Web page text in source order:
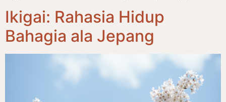
Ikigai: Rahasia Hidup
Bahagia ala Jepang